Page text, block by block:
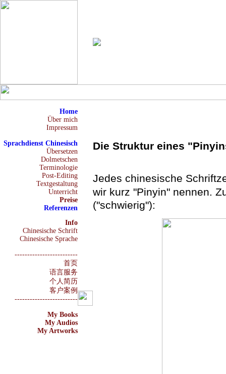
Home
Über mich
Impressum
Sprachdienst Chinesisch
Übersetzen
Dolmetschen
Terminologie
Post-Editing
Textgestaltung
Unterricht
Preise
Referenzen
Info
Chinesische Schrift
Chinesische Sprache
-------------------------
首页
语言服务
个人简历
客户案例
-------------------------
My Books
My Audios
My Artworks
Die Struktur eines
Jedes chinesische
wir kurz "Pinyin" nennen.
("schwierig"):